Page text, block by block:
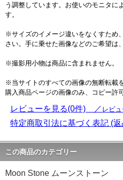
う調整しています。お使いのモニタに
す。
※サイズのイメージ違いをなくすため
さい。手に乗せた画像などのご希望は
※撮影用小物は商品に含まれません。
※当サイトのすべての画像の無断転載
購入商品ページの画像のみ、コピー許
レビューを見る(0件) ／ レビ
特定商取引法に基づく表記 (
この商品のカテゴリー
Moon Stone ムーンストーン